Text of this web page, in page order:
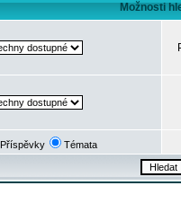
Možnosti
Příspěvky Témata